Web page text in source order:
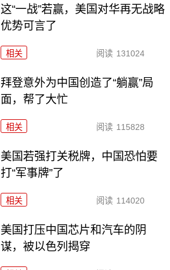
这“一战”若赢，美国对华再无战略
优势可言了
相关 阅读 131024
拜登意外为中国创造了“躺赢”局
面，帮了大忙
相关 阅读 115828
美国若强打关税牌，中国恐怕要
打“军事牌”了
相关 阅读 114020
美国打压中国芯片和汽车的阴
谋，被以色列揭穿